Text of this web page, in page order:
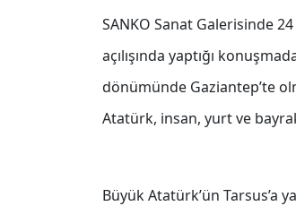
SANKO Sanat Galerisinde
açılışında yaptığı
dönümünde Gaziantep’te
Atatürk, insan, yurt ve
Büyük Atatürk’ün Tarsus’a